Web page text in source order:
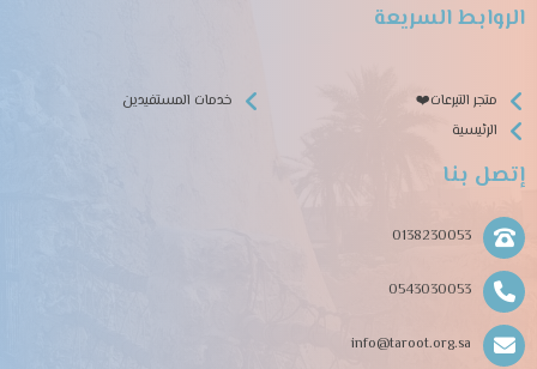
الروابط السريعة
متجر التبرعات❤️
الرئيسية
خدمات المستفيدين
إتصل بنا
0138230053
0543030053
info@taroot.org.sa